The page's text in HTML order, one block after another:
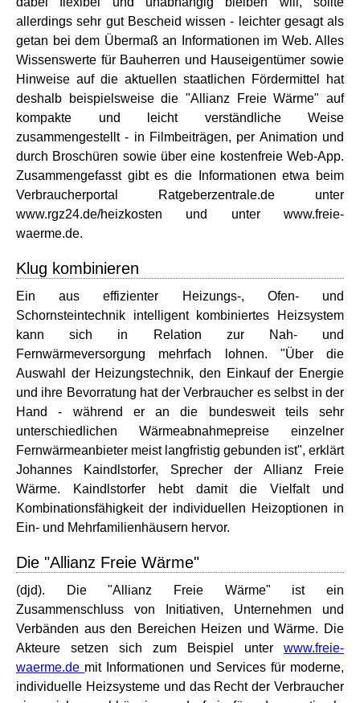
allerdings sehr gut Bescheid wissen - leichter gesagt als
getan bei dem Übermaß an Informationen im Web. Alles
Wissenswerte für Bauherren und Hauseigentümer sowie
Hinweise auf die aktuellen staatlichen Fördermittel hat
deshalb beispielsweise die "Allianz Freie Wärme" auf
kompakte und leicht verständliche Weise
zusammengestellt - in Filmbeiträgen, per Animation und
durch Broschüren sowie über eine kostenfreie Web-App.
Zusammengefasst gibt es die Informationen etwa beim
Verbraucherportal Ratgeberzentrale.de unter
www.rgz24.de/heizkosten und unter www.freie-
waerme.de.
Klug kombinieren
Ein aus effizienter Heizungs-, Ofen- und
Schornsteintechnik intelligent kombiniertes Heizsystem
kann sich in Relation zur Nah- und
Fernwärmeversorgung mehrfach lohnen. "Über die
Auswahl der Heizungstechnik, den Einkauf der Energie
und ihre Bevorratung hat der Verbraucher es selbst in der
Hand - während er an die bundesweit teils sehr
unterschiedlichen Wärmeabnahmepreise einzelner
Fernwärmeanbieter meist langfristig gebunden ist", erklärt
Johannes Kaindlstorfer, Sprecher der Allianz Freie
Wärme. Kaindlstorfer hebt damit die Vielfalt und
Kombinationsfähigkeit der individuellen Heizoptionen in
Ein- und Mehrfamilienhäusern hervor.
Die "Allianz Freie Wärme"
(djd). Die "Allianz Freie Wärme" ist ein
Zusammenschluss von Initiativen, Unternehmen und
Verbänden aus den Bereichen Heizen und Wärme. Die
Akteure setzen sich zum Beispiel unter www.freie-
waerme.de mit Informationen und Services für moderne,
individuelle Heizsysteme und das Recht der Verbraucher